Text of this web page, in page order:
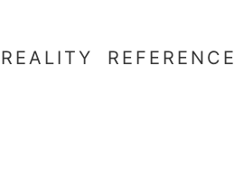
REALITY REFERENCE